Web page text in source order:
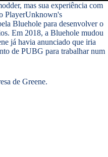
mas sua experiência com
PlayerUnknown's
Bluehole para desenvolver o
Em 2018, a Bluehole mudou
já havia anunciado que iria
de PUBG para trabalhar num
de Greene.